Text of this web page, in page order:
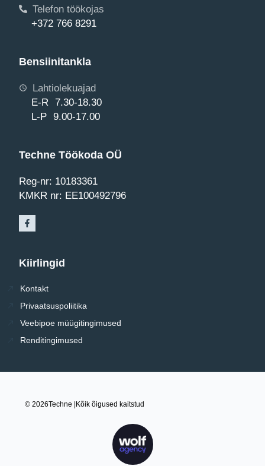
Telefon töökojas
+372 766 8291
Bensiinitankla
Lahtiolekuajad
E-R 7.30-18.30
L-P 9.00-17.00
Techne Töökoda OÜ
Reg-nr: 10183361
KMKR nr: EE100492796
Kiirlingid
Kontakt
Privaatsuspoliitika
Veebipoe müügitingimused
Renditingimused
© 2026Techne | Kõik õigused kaitstud